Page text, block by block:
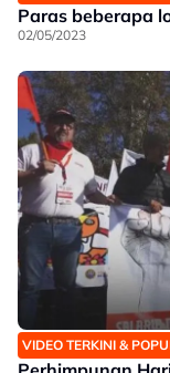
Paras beberapa
02/05/2023
VIDEO TERKINI &